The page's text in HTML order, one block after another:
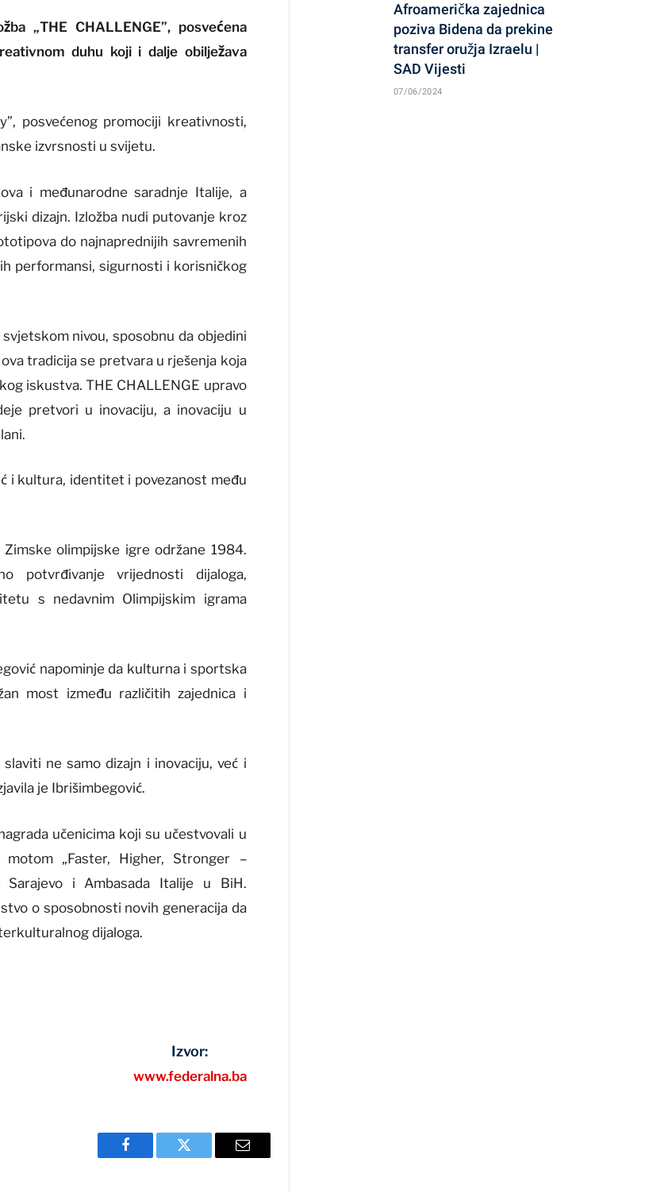
„THE CHALLENGE”, posvećena
duhu koji i dalje obilježava
posvećenog promociji kreativnosti,
izvrsnosti u svijetu.
i međunarodne saradnje Italije, a
dizajn. Izložba nudi putovanje kroz
do najnaprednijih savremenih
performansi, sigurnosti i korisničkog
nivou, sposobnu da objedini
tradicija se pretvara u rješenja koja
iskustva. THE CHALLENGE upravo
pretvori u inovaciju, a inovaciju u
i kultura, identitet i povezanost među
olimpijske igre održane 1984.
potvrđivanje vrijednosti dijaloga,
s nedavnim Olimpijskim igrama
napominje da kulturna i sportska
most između različitih zajednica i
ne samo dizajn i inovaciju, već i
je Ibrišimbegović.
učenicima koji su učestvovali u
„Faster, Higher, Stronger –
i Ambasada Italije u BiH.
o sposobnosti novih generacija da
dijaloga.
Izvor:
www.federalna.ba
Facebook Twitter Email
Afroamerička zajednica
poziva Bidena da prekine
transfer oružja Izraelu |
SAD Vijesti
07/06/2024